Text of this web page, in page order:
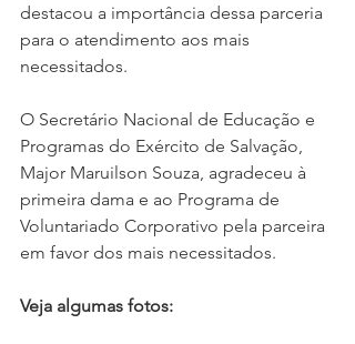
destacou a importância dessa parceria
para o atendimento aos mais
necessitados.
O Secretário Nacional de Educação e
Programas do Exército de Salvação,
Major Maruilson Souza, agradeceu à
primeira dama e ao Programa de
Voluntariado Corporativo pela parceira
em favor dos mais necessitados.
Veja algumas fotos: